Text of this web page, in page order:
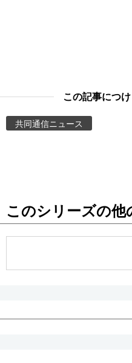
東京
この記事につ
共同通信ニュース
このシリーズの他